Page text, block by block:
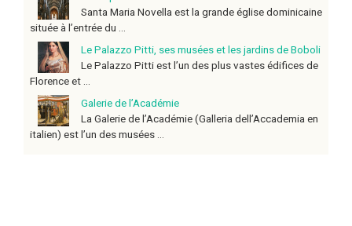
Santa Maria Novella est la grande église dominicaine
située à l’entrée du ...
Le Palazzo Pitti, ses musées et les jardins de Boboli
Le Palazzo Pitti est l’un des plus vastes édifices de
Florence et ...
Galerie de l’Académie
La Galerie de l’Académie (Galleria dell’Accademia en
italien) est l’un des musées ...